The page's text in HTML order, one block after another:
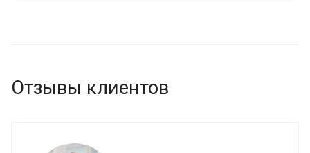
Отзывы клиентов